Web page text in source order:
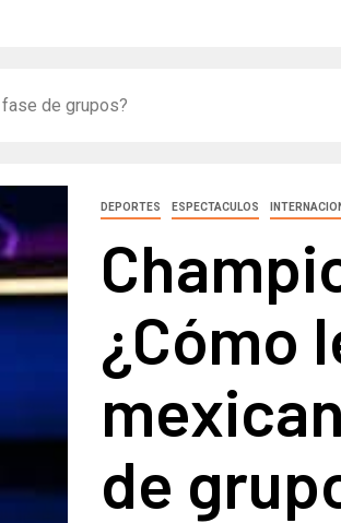
de grupos?
DEPORTES ESPECTACULOS
¿Cómo
de